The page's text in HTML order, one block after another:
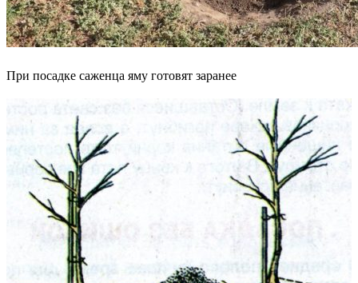
При посадке саженца яму готовят заранее